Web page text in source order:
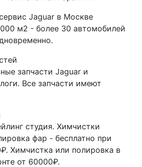
Jaguar в Москве
м2 - более 30 автомобилей
запчасти Jaguar и
Все запчасти имеют
студия. Химчистки
фар - бесплатно при
Химчистка или полировка в
от 60000₽.